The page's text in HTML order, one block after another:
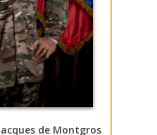
de Montgros